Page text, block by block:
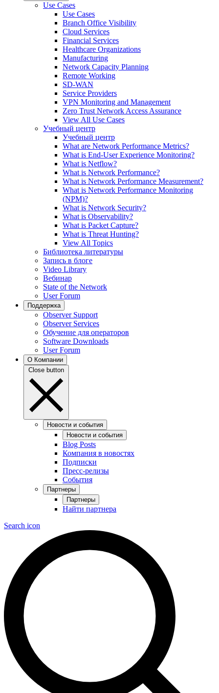
Use Cases
Use Cases
Branch Office Visibility
Cloud Services
Financial Services
Healthcare Organizations
Manufacturing
Network Capacity Planning
Remote Working
SD-WAN
Service Providers
VPN Monitoring and Management
Zero Trust Network Access Assurance
View All Use Cases
Учебный центр
Учебный центр
What are Network Performance Metrics?
What is End-User Experience Monitoring?
What is Netflow?
What is Network Performance?
What is Network Performance Measurement?
What is Network Performance Monitoring
(NPM)?
What is Network Security?
What is Observability?
What is Packet Capture?
What is Threat Hunting?
View All Topics
Библиотека литературы
Запись в блоге
Video Library
Вебинар
State of the Network
User Forum
Поддержка
Observer Support
Observer Services
Обучение для операторов
Software Downloads
User Forum
О Компании
Close button
Новости и события
Новости и события
Blog Posts
Компания в новостях
Подписки
Пресс-релизы
События
Партнеры
Партнеры
Найти партнера
Search icon